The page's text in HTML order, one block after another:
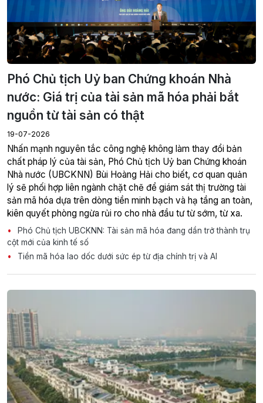
Phó Chủ tịch Uỷ ban Chứng khoán Nhà
nước: Giá trị của tài sản mã hóa phải bắt
nguồn từ tài sản có thật
19-07-2026
Nhấn mạnh nguyên tắc công nghệ không làm thay đổi bản
chất pháp lý của tài sản, Phó Chủ tịch Uỷ ban Chứng khoán
Nhà nước (UBCKNN) Bùi Hoàng Hải cho biết, cơ quan quản
lý sẽ phối hợp liên ngành chặt chẽ để giám sát thị trường tài
sản mã hóa dựa trên dòng tiền minh bạch và hạ tầng an toàn,
kiên quyết phòng ngừa rủi ro cho nhà đầu tư từ sớm, từ xa.
Phó Chủ tịch UBCKNN: Tài sản mã hóa đang dần trở thành trụ
cột mới của kinh tế số
Tiền mã hóa lao dốc dưới sức ép từ địa chính trị và AI